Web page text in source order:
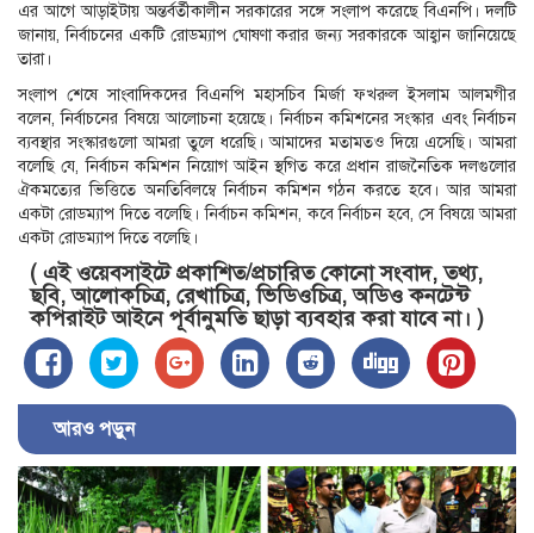
এর আগে আড়াইটায় অন্তর্বর্তীকালীন সরকারের সঙ্গে সংলাপ করেছে বিএনপি। দলটি
জানায়, নির্বাচনের একটি রোডম্যাপ ঘোষণা করার জন্য সরকারকে আহ্বান জানিয়েছে
তারা।
সংলাপ শেষে সাংবাদিকদের বিএনপি মহাসচিব মির্জা ফখরুল ইসলাম আলমগীর
বলেন, নির্বাচনের বিষয়ে আলোচনা হয়েছে। নির্বাচন কমিশনের সংস্কার এবং নির্বাচন
ব্যবস্থার সংস্কারগুলো আমরা তুলে ধরেছি। আমাদের মতামতও দিয়ে এসেছি। আমরা
বলেছি যে, নির্বাচন কমিশন নিয়োগ আইন স্থগিত করে প্রধান রাজনৈতিক দলগুলোর
ঐকমত্যের ভিত্তিতে অনতিবিলম্বে নির্বাচন কমিশন গঠন করতে হবে। আর আমরা
একটা রোডম্যাপ দিতে বলেছি। নির্বাচন কমিশন, কবে নির্বাচন হবে, সে বিষয়ে আমরা
একটা রোডম্যাপ দিতে বলেছি।
( এই ওয়েবসাইটে প্রকাশিত/প্রচারিত কোনো সংবাদ, তথ্য,
ছবি, আলোকচিত্র, রেখাচিত্র, ভিডিওচিত্র, অডিও কনটেন্ট
কপিরাইট আইনে পূর্বানুমতি ছাড়া ব্যবহার করা যাবে না। )
আরও পড়ুন